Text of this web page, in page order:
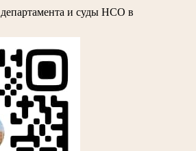
и суды НСО в